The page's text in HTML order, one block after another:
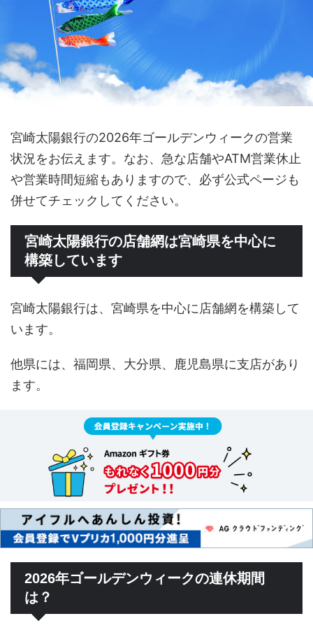
宮崎太陽銀行の2026年ゴールデンウィークの営業
状況をお伝えます。なお、急な店舗やATM営業休止
や営業時間短縮もありますので、必ず公式ページも
併せてチェックしてください。
宮崎太陽銀行の店舗網は宮崎県を中心に
構築しています
宮崎太陽銀行は、宮崎県を中心に店舗網を構築して
います。
他県には、福岡県、大分県、鹿児島県に支店があり
ます。
2026年ゴールデンウィークの連休期間
は？